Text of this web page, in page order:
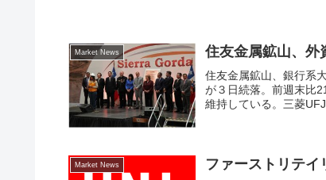
Market News 住友金属鉱山、外
住友金属鉱山、銀行系
が３日続落。前週末比
維持している。三菱
Market News ファーストリテ